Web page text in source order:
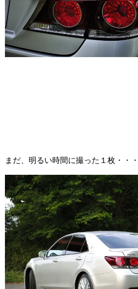
まだ、明るい時間に撮った１枚・・・